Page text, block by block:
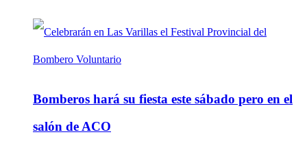
Bomberos hará su fiesta este sábado pero en el
salón de ACO